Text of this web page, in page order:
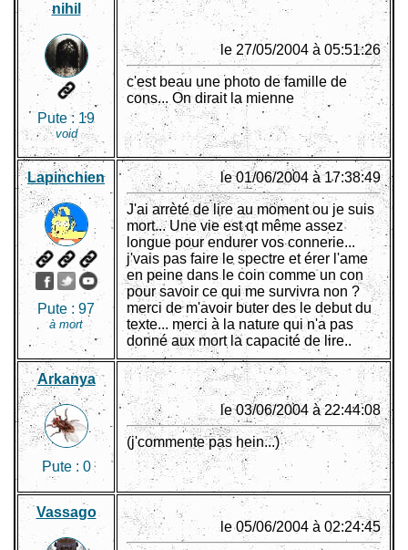
nihil
Pute : 19
void
le 27/05/2004 à 05:51:26
c'est beau une photo de famille de
cons... On dirait la mienne
Lapinchien
Pute : 97
à mort
le 01/06/2004 à 17:38:49
J'ai arrèté de lire au moment ou je suis
mort... Une vie est qt même assez
longue pour endurer vos connerie...
j'vais pas faire le spectre et érer l'ame
en peine dans le coin comme un con
pour savoir ce qui me survivra non ?
merci de m'avoir buter des le debut du
texte... merci à la nature qui n'a pas
donné aux mort la capacité de lire..
Arkanya
Pute : 0
le 03/06/2004 à 22:44:08
(j'commente pas hein...)
Vassago
le 05/06/2004 à 02:24:45